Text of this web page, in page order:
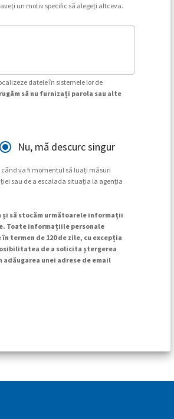
un motiv specific să alegeți altceva.
datele în sistemele lor de
să nu furnizați parola sau alte
Nu, mă descurc singur
va fi momentul să luați măsuri
sau de a escalada situația la agenția
și să stocăm următoarele informații
Toate informațiile personale
termen de 120 de zile, cu excepția
de a solicita ștergerea
unei adrese de email